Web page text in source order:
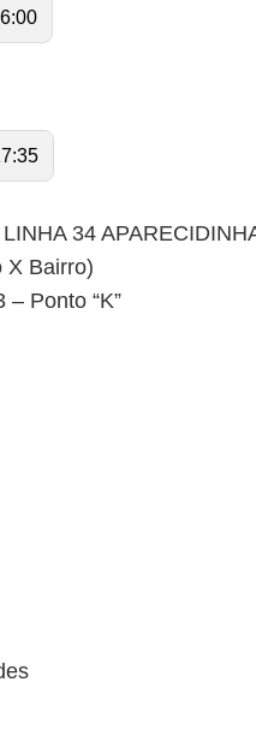
34
X Bairro)
Ponto “K”